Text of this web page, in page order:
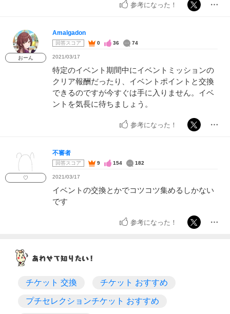
参考になった！
おーん
Amalgadon
回答スコア 0 36 74
2021/03/17
特定のイベント期間中にイベントミッションの
クリア報酬だったり、イベントポイントと交換
できるのですが今すぐは手に入りません。イベ
ントを気長に待ちましょう。
参考になった！
♡
不審者
回答スコア 9 154 182
2021/03/17
イベントの交換とかでコツコツ集めるしかない
です
参考になった！
チケット 交換 チケット おすすめ
プチセレクションチケット おすすめ